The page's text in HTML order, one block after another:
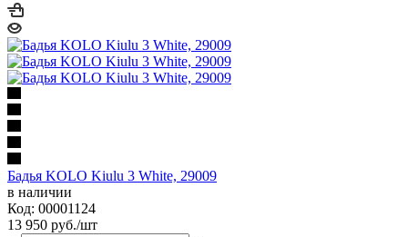
Бадья KOLO Kiulu 3 White, 29009
в наличии
Код: 00001124
13 950 руб./шт